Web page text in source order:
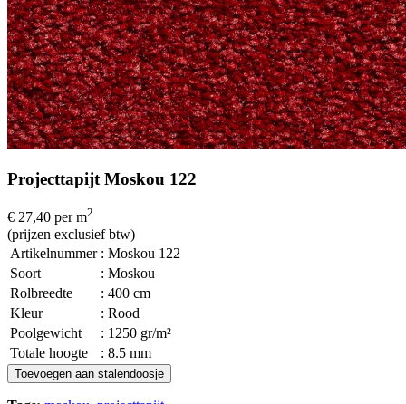
Projecttapijt Moskou 122
€ 27,40 per m2
(prijzen exclusief btw)
Artikelnummer : Moskou 122
Soort
: Moskou
Rolbreedte
: 400 cm
Kleur
: Rood
Poolgewicht
: 1250 gr/m²
Totale hoogte
: 8.5 mm
Toevoegen aan stalendoosje